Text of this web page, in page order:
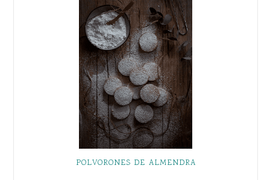
POLVORONES DE ALMENDRA